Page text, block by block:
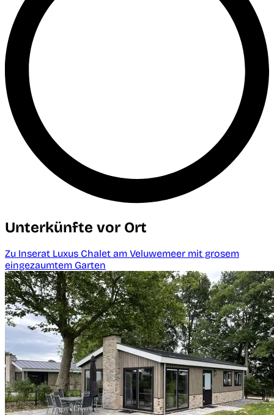
Unterkünfte vor Ort
Zu Inserat Luxus Chalet am Veluwemeer mit grosem
eingezaumtem Garten